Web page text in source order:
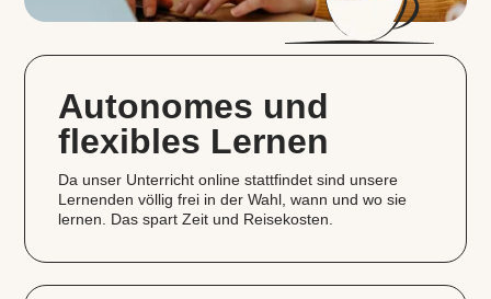
Autonomes und
flexibles Lernen
Da unser Unterricht online stattfindet sind unsere
Lernenden völlig frei in der Wahl, wann und wo sie
lernen. Das spart Zeit und Reisekosten.